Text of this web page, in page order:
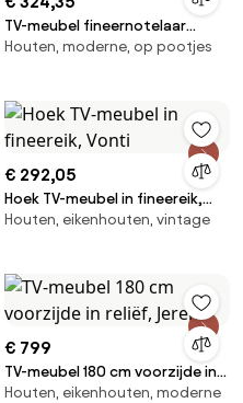
TV-meubel fineernotelaar
Zentar
Houten, moderne, op pootjes
€ 292,05
Hoek TV-meubel in fineereik,
Vonti
Houten, eikenhouten, vintage
€ 799
TV-meubel 180 cm voorzijde in
reliëf, Jerem
Houten, eikenhouten, moderne